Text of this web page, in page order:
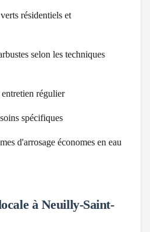
résidentiels et
selon les techniques
régulier
spécifiques
d'arrosage économes en eau
à Neuilly-Saint-